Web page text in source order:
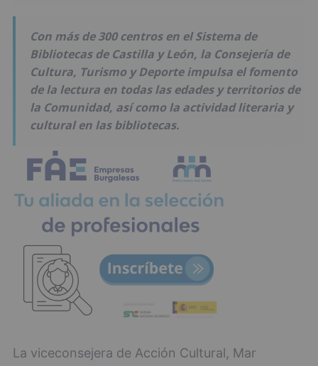
Con más de 300 centros en el Sistema de
Bibliotecas de Castilla y León, la Consejería de
Cultura, Turismo y Deporte impulsa el fomento
de la lectura en todas las edades y territorios de
la Comunidad, así como la actividad literaria y
cultural en las bibliotecas.
La viceconsejera de Acción Cultural, Mar